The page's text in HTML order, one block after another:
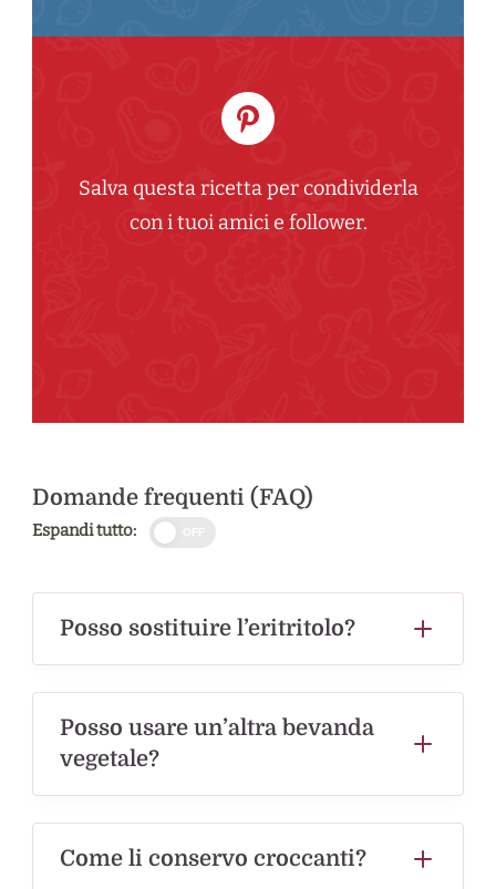
Salva questa ricetta per condividerla
con i tuoi amici e follower.
Domande frequenti (FAQ)
Espandi tutto:
Posso sostituire l’eritritolo?
Posso usare un’altra bevanda
vegetale?
Come li conservo croccanti?